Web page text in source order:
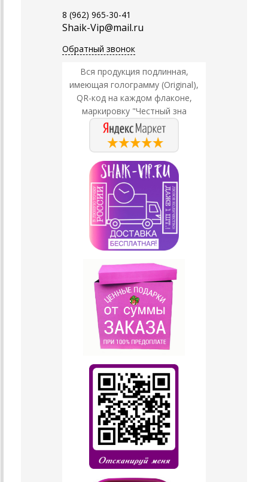
8 (962) 965-30-41
Shaik-Vip@mail.ru
Обратный звонок
Вся продукция подлинная,
имеющая голограмму (Original),
QR-код на каждом флаконе,
маркировку "Честный зна